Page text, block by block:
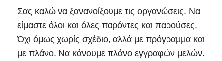
Σας καλώ να ξανανοίξουμε τις οργανώσεις. Να
είμαστε όλοι και όλες παρόντες και παρούσες.
Όχι όμως χωρίς σχέδιο, αλλά με πρόγραμμα και
με πλάνο. Να κάνουμε πλάνο εγγραφών μελών.